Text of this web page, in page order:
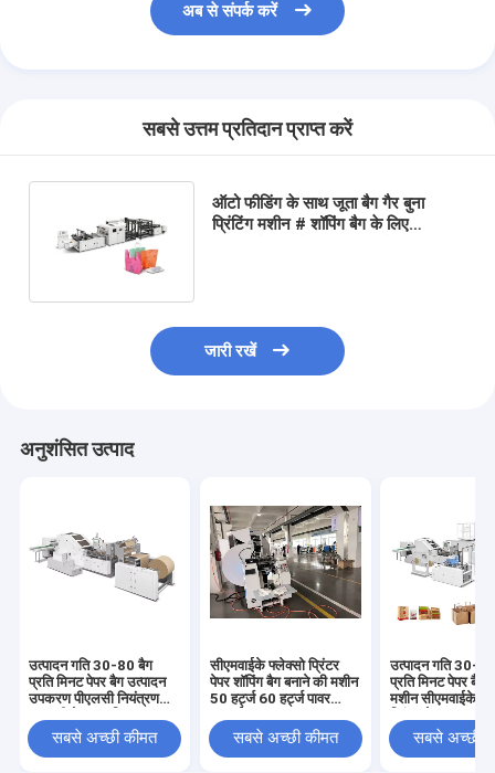
अब से संपर्क करें
सबसे उत्तम प्रतिदान प्राप्त करें
ऑटो फीडिंग के साथ जूता बैग गैर बुना
प्रिंटिंग मशीन # शॉपिंग बैग के लिए
जारी रखें
अनुशंसित उत्पाद
उत्पादन गति 30-80 बैग
प्रति मिनट पेपर बैग उत्पादन
उपकरण पीएलसी नियंत्रण
संचालन की पेशकश
सबसे अच्छी कीमत
सीएमवाईके फ्लेक्सो प्रिंटर
पेपर शॉपिंग बैग बनाने की मशीन
50 हर्ट्ज 60 हर्ट्ज पावर
किलोवाट बड़े पैमाने पर
पैकेजिंग के लिए उपयुक्त
सबसे अच्छी कीमत
उत्पादन गति 30-
प्रति मिनट पेपर बैग
मशीन सीएमवाईके
मुद्रण आवश्यकताओं
आदर्श
सबसे अच्छी